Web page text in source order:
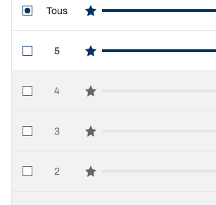
Tous
star reviews
5
star reviews
4
star reviews
3
star reviews
2
star reviews